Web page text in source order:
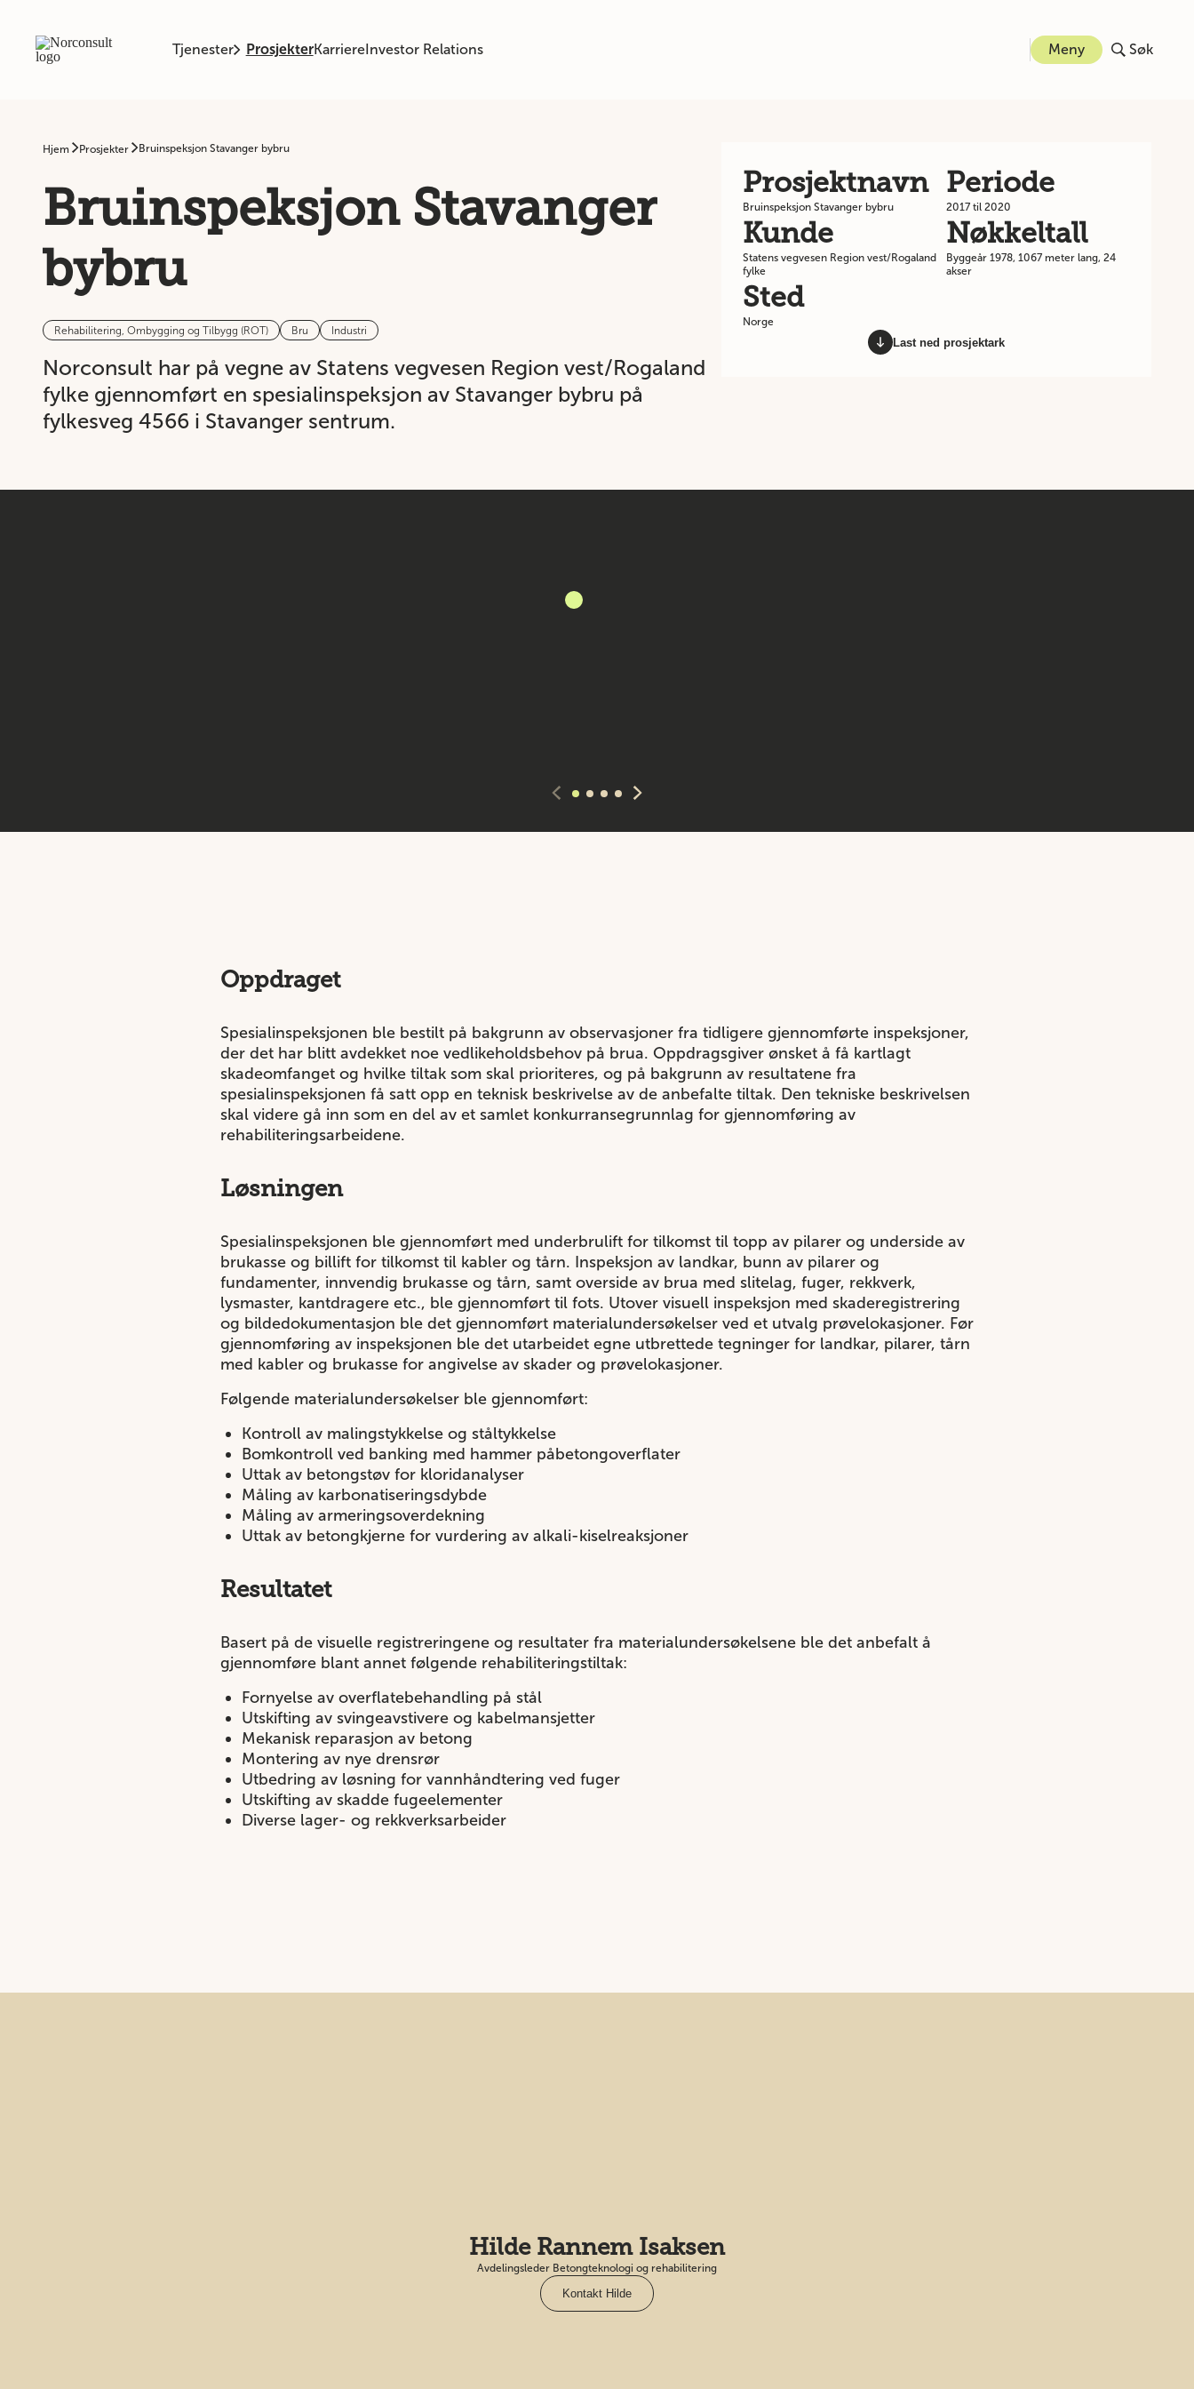
Tjenester ProsjekterKarriereInvestor Relations Meny Søk
Hjem Prosjekter Bruinspeksjon Stavanger bybru
Bruinspeksjon Stavanger
bybru
Rehabilitering, Ombygging og Tilbygg (ROT) Bru Industri
Norconsult har på vegne av Statens vegvesen Region vest/Rogaland
fylke gjennomført en spesialinspeksjon av Stavanger bybru på
fylkesveg 4566 i Stavanger sentrum.
Prosjektnavn
Bruinspeksjon Stavanger bybru
Kunde
Statens vegvesen Region vest/Rogaland
fylke
Sted
Norge
Periode
2017 til 2020
Nøkkeltall
Byggeår 1978, 1067 meter lang, 24
akser
Last ned prosjektark
Oppdraget
Spesialinspeksjonen ble bestilt på bakgrunn av observasjoner fra tidligere gjennomførte inspeksjoner,
der det har blitt avdekket noe vedlikeholdsbehov på brua. Oppdragsgiver ønsket å få kartlagt
skadeomfanget og hvilke tiltak som skal prioriteres, og på bakgrunn av resultatene fra
spesialinspeksjonen få satt opp en teknisk beskrivelse av de anbefalte tiltak. Den tekniske beskrivelsen
skal videre gå inn som en del av et samlet konkurransegrunnlag for gjennomføring av
rehabiliteringsarbeidene.
Løsningen
Spesialinspeksjonen ble gjennomført med underbrulift for tilkomst til topp av pilarer og underside av
brukasse og billift for tilkomst til kabler og tårn. Inspeksjon av landkar, bunn av pilarer og
fundamenter, innvendig brukasse og tårn, samt overside av brua med slitelag, fuger, rekkverk,
lysmaster, kantdragere etc., ble gjennomført til fots. Utover visuell inspeksjon med skaderegistrering
og bildedokumentasjon ble det gjennomført materialundersøkelser ved et utvalg prøvelokasjoner. Før
gjennomføring av inspeksjonen ble det utarbeidet egne utbrettede tegninger for landkar, pilarer, tårn
med kabler og brukasse for angivelse av skader og prøvelokasjoner.
Følgende materialundersøkelser ble gjennomført:
Kontroll av malingstykkelse og ståltykkelse
Bomkontroll ved banking med hammer påbetongoverflater
Uttak av betongstøv for kloridanalyser
Måling av karbonatiseringsdybde
Måling av armeringsoverdekning
Uttak av betongkjerne for vurdering av alkali-kiselreaksjoner
Resultatet
Basert på de visuelle registreringene og resultater fra materialundersøkelsene ble det anbefalt å
gjennomføre blant annet følgende rehabiliteringstiltak:
Fornyelse av overflatebehandling på stål
Utskifting av svingeavstivere og kabelmansjetter
Mekanisk reparasjon av betong
Montering av nye drensrør
Utbedring av løsning for vannhåndtering ved fuger
Utskifting av skadde fugeelementer
Diverse lager- og rekkverksarbeider
Hilde Rannem Isaksen
Avdelingsleder Betongteknologi og rehabilitering
Kontakt Hilde